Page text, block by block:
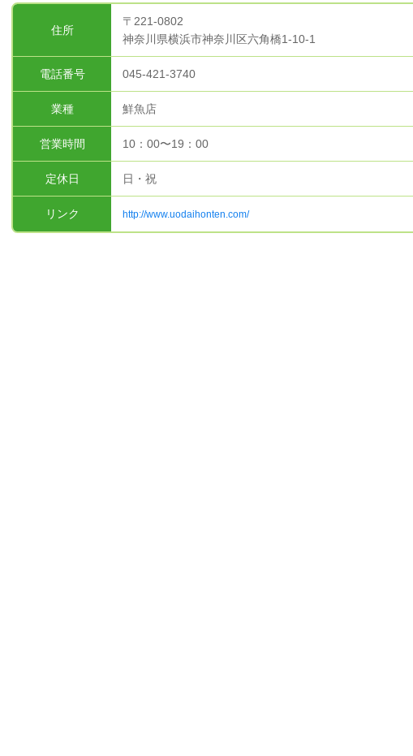
住所
〒221-0802
神奈川県横浜市神奈川区六角橋1-10-1
電話番号 045-421-3740
業種 鮮魚店
営業時間 10：00〜19：00
定休日 日・祝
リンク http://www.uodaihonten.com/